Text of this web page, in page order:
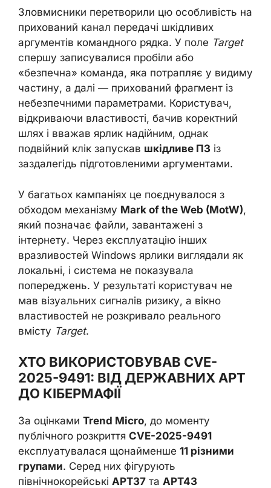
Зловмисники перетворили цю особливість на
прихований канал передачі шкідливих
аргументів командного рядка. У поле Target
спершу записувалися пробіли або
«безпечна» команда, яка потрапляє у видиму
частину, а далі — прихований фрагмент із
небезпечними параметрами. Користувач,
відкриваючи властивості, бачив коректний
шлях і вважав ярлик надійним, однак
подвійний клік запускав шкідливе ПЗ із
заздалегідь підготовленими аргументами.
У багатьох кампаніях це поєднувалося з
обходом механізму Mark of the Web (MotW),
який позначає файли, завантажені з
інтернету. Через експлуатацію інших
вразливостей Windows ярлики виглядали як
локальні, і система не показувала
попереджень. У результаті користувач не
мав візуальних сигналів ризику, а вікно
властивостей не розкривало реального
вмісту Target.
ХТО ВИКОРИСТОВУВАВ CVE-
2025-9491: ВІД ДЕРЖАВНИХ APT
ДО КІБЕРМАФІЇ
За оцінками Trend Micro, до моменту
публічного розкриття CVE-2025-9491
експлуатувалася щонайменше 11 різними
групами. Серед них фігурують
північнокорейські APT37 та APT43